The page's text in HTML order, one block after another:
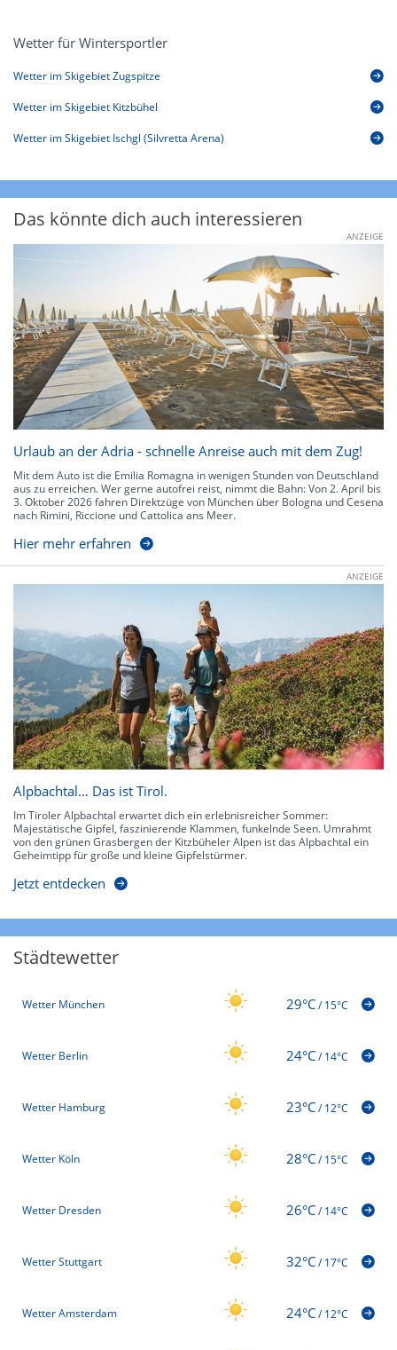
Wetter für Wintersportler
Wetter im Skigebiet Zugspitze
Wetter im Skigebiet Kitzbühel
Wetter im Skigebiet Ischgl (Silvretta Arena)
Das könnte dich auch interessieren
ANZEIGE
Urlaub an der Adria - schnelle Anreise auch mit dem Zug!
Mit dem Auto ist die Emilia Romagna in wenigen Stunden von Deutschland
aus zu erreichen. Wer gerne autofrei reist, nimmt die Bahn: Von 2. April bis
3. Oktober 2026 fahren Direktzüge von München über Bologna und Cesena
nach Rimini, Riccione und Cattolica ans Meer.
Hier mehr erfahren
ANZEIGE
Alpbachtal… Das ist Tirol.
Im Tiroler Alpbachtal erwartet dich ein erlebnisreicher Sommer:
Majestätische Gipfel, faszinierende Klammen, funkelnde Seen. Umrahmt
von den grünen Grasbergen der Kitzbüheler Alpen ist das Alpbachtal ein
Geheimtipp für große und kleine Gipfelstürmer.
Jetzt entdecken
Städtewetter
Wetter München 29°C/15°C
Wetter Berlin 24°C/14°C
Wetter Hamburg 23°C/12°C
Wetter Köln 28°C/15°C
Wetter Dresden 26°C/14°C
Wetter Stuttgart 32°C/17°C
Wetter Amsterdam 24°C/12°C